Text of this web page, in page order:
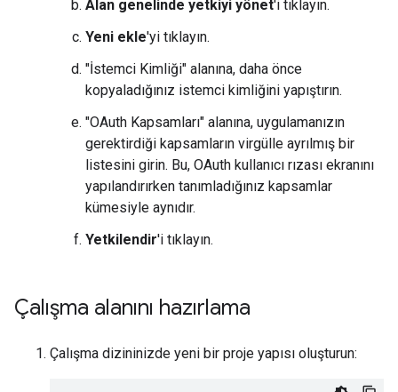
Alan genelinde yetkiyi yönet'i tıklayın.
Yeni ekle'yi tıklayın.
"İstemci Kimliği" alanına, daha önce
kopyaladığınız istemci kimliğini yapıştırın.
"OAuth Kapsamları" alanına, uygulamanızın
gerektirdiği kapsamların virgülle ayrılmış bir
listesini girin. Bu, OAuth kullanıcı rızası ekranını
yapılandırırken tanımladığınız kapsamlar
kümesiyle aynıdır.
Yetkilendir'i tıklayın.
Çalışma alanını hazırlama
Çalışma dizininizde yeni bir proje yapısı oluşturun: